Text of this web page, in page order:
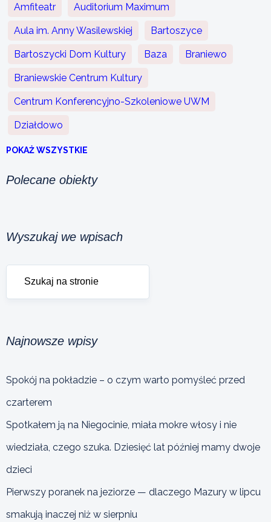
Amfiteatr Auditorium Maximum
Aula im. Anny Wasilewskiej Bartoszyce
Bartoszycki Dom Kultury Baza Braniewo
Braniewskie Centrum Kultury
Centrum Konferencyjno-Szkoleniowe UWM
Działdowo
POKAŻ WSZYSTKIE
Polecane obiekty
Wyszukaj we wpisach
Najnowsze wpisy
Spokój na pokładzie – o czym warto pomyśleć przed
czarterem
Spotkałem ją na Niegocinie, miała mokre włosy i nie
wiedziała, czego szuka. Dziesięć lat później mamy dwoje
dzieci
Pierwszy poranek na jeziorze — dlaczego Mazury w lipcu
smakują inaczej niż w sierpniu